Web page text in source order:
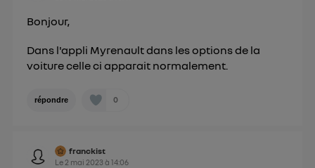
Bonjour,
Dans l'appli Myrenault dans les options de la
voiture celle ci apparait normalement.
répondre 0
franckist
Le 2 mai 2023 à14:06